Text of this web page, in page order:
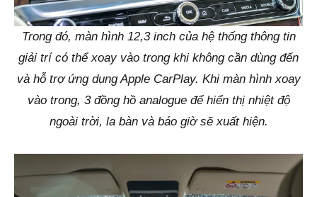
Trong đó, màn hình 12,3 inch của hệ thống thông tin
giải trí có thể xoay vào trong khi không cần dùng đến
và hỗ trợ ứng dụng Apple CarPlay. Khi màn hình xoay
vào trong, 3 đồng hồ analogue để hiển thị nhiệt độ
ngoài trời, la bàn và báo giờ sẽ xuất hiện.